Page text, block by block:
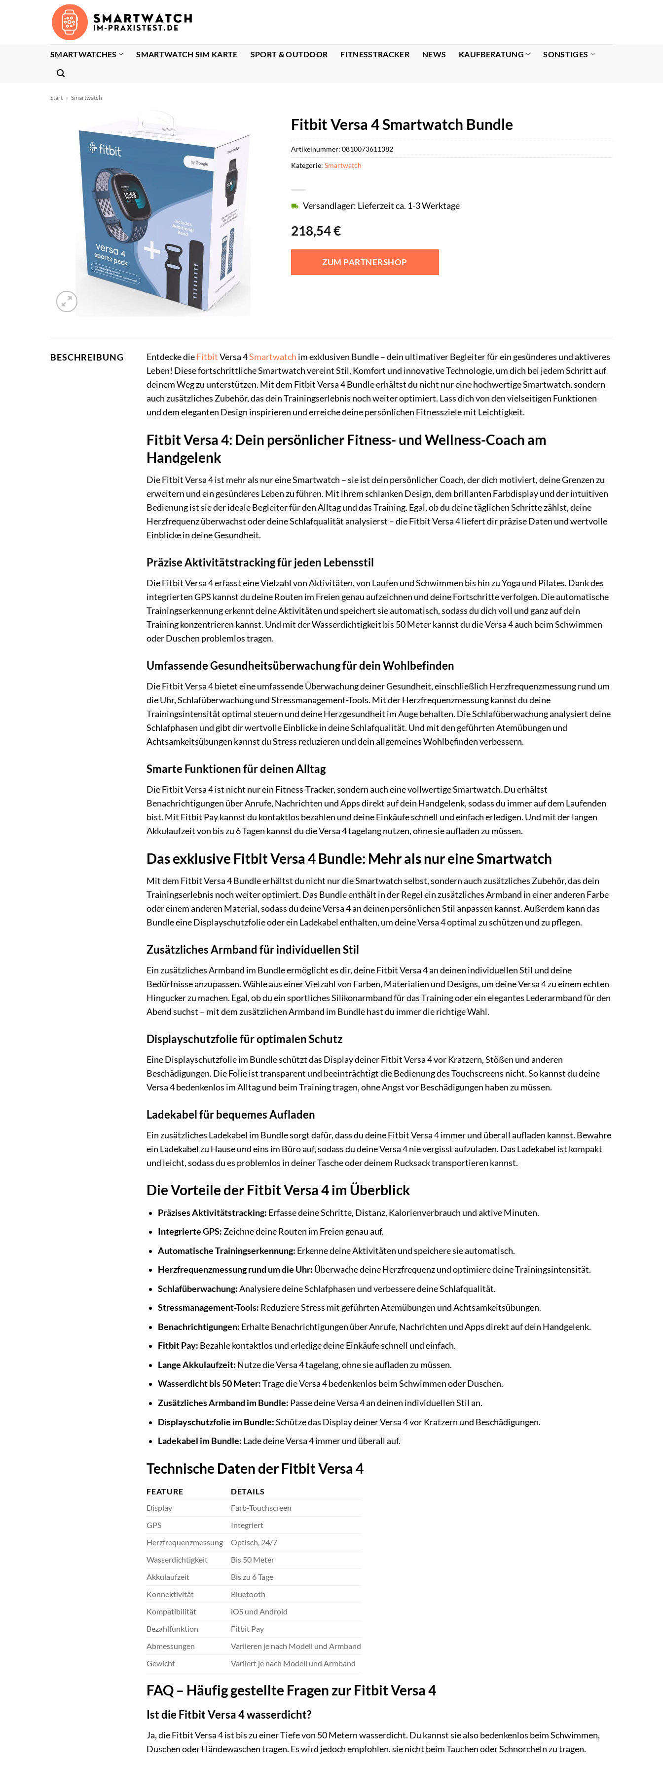
SMARTWATCHES SMARTWATCH SIM KARTE SPORT & OUTDOOR FITNESSTRACKER NEWS KAUFBERATUNG SONSTIGES
Start » Smartwatch
Fitbit Versa 4 Smartwatch Bundle
218,54€
Versandlager: Lieferzeit ca. 1-3 Werktage
ZUM PARTNERSHOP
Artikelnummer: 0810073611382
Kategorie: Smartwatch
BESCHREIBUNG Entdecke dieFitbitVersa 4Smartwatch im exklusiven Bundle – dein ultimativer Begleiter für ein gesünderes und aktiveres
Leben! Diese fortschrittliche Smartwatch vereint Stil, Komfort und innovative Technologie, um dich bei jedem Schritt auf
deinem Weg zu unterstützen. Mit dem Fitbit Versa 4 Bundle erhältst du nicht nur eine hochwertige Smartwatch, sondern
auch zusätzliches Zubehör, das dein Trainingserlebnis noch weiter optimiert. Lass dich von den vielseitigen Funktionen
und dem eleganten Design inspirieren und erreiche deine persönlichen Fitnessziele mit Leichtigkeit.
Fitbit Versa 4: Dein persönlicher Fitness- und Wellness-Coach am
Handgelenk
Die Fitbit Versa 4 ist mehr als nur eine Smartwatch – sie ist dein persönlicher Coach, der dich motiviert, deine Grenzen zu
erweitern und ein gesünderes Leben zu führen. Mit ihrem schlanken Design, dem brillanten Farbdisplay und der intuitiven
Bedienung ist sie der ideale Begleiter für den Alltag und das Training. Egal, ob du deine täglichen Schritte zählst, deine
Herzfrequenz überwachst oder deine Schlafqualität analysierst – die Fitbit Versa 4 liefert dir präzise Daten und wertvolle
Einblicke in deine Gesundheit.
Präzise Aktivitätstracking für jeden Lebensstil
Die Fitbit Versa 4 erfasst eine Vielzahl von Aktivitäten, von Laufen und Schwimmen bis hin zu Yoga und Pilates. Dank des
integrierten GPS kannst du deine Routen im Freien genau aufzeichnen und deine Fortschritte verfolgen. Die automatische
Trainingserkennung erkennt deine Aktivitäten und speichert sie automatisch, sodass du dich voll und ganz auf dein
Training konzentrieren kannst. Und mit der Wasserdichtigkeit bis 50 Meter kannst du die Versa 4 auch beim Schwimmen
oder Duschen problemlos tragen.
Umfassende Gesundheitsüberwachung für dein Wohlbefinden
Die Fitbit Versa 4 bietet eine umfassende Überwachung deiner Gesundheit, einschließlich Herzfrequenzmessung rund um
die Uhr, Schlafüberwachung und Stressmanagement-Tools. Mit der Herzfrequenzmessung kannst du deine
Trainingsintensität optimal steuern und deine Herzgesundheit im Auge behalten. Die Schlafüberwachung analysiert deine
Schlafphasen und gibt dir wertvolle Einblicke in deine Schlafqualität. Und mit den geführten Atemübungen und
Achtsamkeitsübungen kannst du Stress reduzieren und dein allgemeines Wohlbefinden verbessern.
Smarte Funktionen für deinen Alltag
Die Fitbit Versa 4 ist nicht nur ein Fitness-Tracker, sondern auch eine vollwertige Smartwatch. Du erhältst
Benachrichtigungen über Anrufe, Nachrichten und Apps direkt auf dein Handgelenk, sodass du immer auf dem Laufenden
bist. Mit Fitbit Pay kannst du kontaktlos bezahlen und deine Einkäufe schnell und einfach erledigen. Und mit der langen
Akkulaufzeit von bis zu 6 Tagen kannst du die Versa 4 tagelang nutzen, ohne sie aufladen zu müssen.
Das exklusive Fitbit Versa 4 Bundle: Mehr als nur eine Smartwatch
Mit dem Fitbit Versa 4 Bundle erhältst du nicht nur die Smartwatch selbst, sondern auch zusätzliches Zubehör, das dein
Trainingserlebnis noch weiter optimiert. Das Bundle enthält in der Regel ein zusätzliches Armband in einer anderen Farbe
oder einem anderen Material, sodass du deine Versa 4 an deinen persönlichen Stil anpassen kannst. Außerdem kann das
Bundle eine Displayschutzfolie oder ein Ladekabel enthalten, um deine Versa 4 optimal zu schützen und zu pflegen.
Zusätzliches Armband für individuellen Stil
Ein zusätzliches Armband im Bundle ermöglicht es dir, deine Fitbit Versa 4 an deinen individuellen Stil und deine
Bedürfnisse anzupassen. Wähle aus einer Vielzahl von Farben, Materialien und Designs, um deine Versa 4 zu einem echten
Hingucker zu machen. Egal, ob du ein sportliches Silikonarmband für das Training oder ein elegantes Lederarmband für den
Abend suchst – mit dem zusätzlichen Armband im Bundle hast du immer die richtige Wahl.
Displayschutzfolie für optimalen Schutz
Eine Displayschutzfolie im Bundle schützt das Display deiner Fitbit Versa 4 vor Kratzern, Stößen und anderen
Beschädigungen. Die Folie ist transparent und beeinträchtigt die Bedienung des Touchscreens nicht. So kannst du deine
Versa 4 bedenkenlos im Alltag und beim Training tragen, ohne Angst vor Beschädigungen haben zu müssen.
Ladekabel für bequemes Aufladen
Ein zusätzliches Ladekabel im Bundle sorgt dafür, dass du deine Fitbit Versa 4 immer und überall aufladen kannst. Bewahre
ein Ladekabel zu Hause und eins im Büro auf, sodass du deine Versa 4 nie vergisst aufzuladen. Das Ladekabel ist kompakt
und leicht, sodass du es problemlos in deiner Tasche oder deinem Rucksack transportieren kannst.
Die Vorteile der Fitbit Versa 4 im Überblick
Präzises Aktivitätstracking: Erfasse deine Schritte, Distanz, Kalorienverbrauch und aktive Minuten.
Integrierte GPS: Zeichne deine Routen im Freien genau auf.
Automatische Trainingserkennung: Erkenne deine Aktivitäten und speichere sie automatisch.
Herzfrequenzmessung rund um die Uhr: Überwache deine Herzfrequenz und optimiere deine Trainingsintensität.
Schlafüberwachung:Analysiere deine Schlafphasen und verbessere deine Schlafqualität.
Stressmanagement-Tools: Reduziere Stress mit geführten Atemübungen und Achtsamkeitsübungen.
Benachrichtigungen: Erhalte Benachrichtigungen über Anrufe, Nachrichten und Apps direkt auf dein Handgelenk.
Fitbit Pay: Bezahle kontaktlos und erledige deine Einkäufe schnell und einfach.
Lange Akkulaufzeit: Nutze die Versa 4 tagelang, ohne sie aufladen zu müssen.
Wasserdicht bis 50 Meter:Trage die Versa 4 bedenkenlos beim Schwimmen oder Duschen.
Zusätzliches Armband im Bundle: Passe deine Versa 4 an deinen individuellen Stil an.
Displayschutzfolie im Bundle:Schütze das Display deiner Versa 4 vor Kratzern und Beschädigungen.
Ladekabel im Bundle: Lade deine Versa 4 immer und überall auf.
Technische Daten der Fitbit Versa 4
FEATURE
DETAILS
Display
Farb-Touchscreen
GPS
Integriert
Herzfrequenzmessung
Optisch, 24/7
Wasserdichtigkeit
Bis 50 Meter
Akkulaufzeit
Bis zu 6 Tage
Konnektivität
Bluetooth
Kompatibilität
iOS und Android
Bezahlfunktion
Fitbit Pay
Abmessungen
Variieren je nach Modell und Armband
Gewicht
Variiert je nach Modell und Armband
FAQ – Häufig gestellte Fragen zur Fitbit Versa 4
Ist die Fitbit Versa 4 wasserdicht?
Ja, die Fitbit Versa 4 ist bis zu einer Tiefe von 50 Metern wasserdicht. Du kannst sie also bedenkenlos beim Schwimmen,
Duschen oder Händewaschen tragen. Es wird jedoch empfohlen, sie nicht beim Tauchen oder Schnorcheln zu tragen.